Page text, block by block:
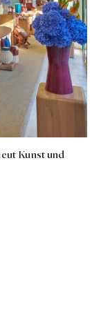
Kunst und